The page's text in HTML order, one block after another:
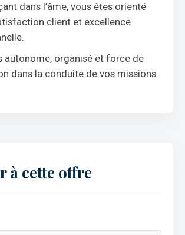
dans l’âme, vous êtes orienté
client et excellence
autonome, organisé et force de
dans la conduite de vos missions.
à cette offre